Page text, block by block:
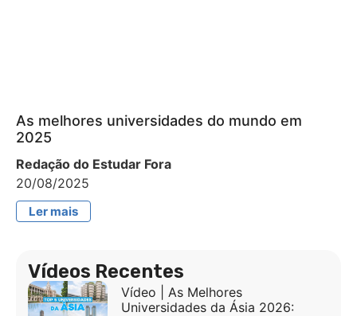
As melhores universidades do mundo em
2025
Redação do Estudar Fora
20/08/2025
Ler mais
Vídeos Recentes
Vídeo | As Melhores
Universidades da Ásia 2026: